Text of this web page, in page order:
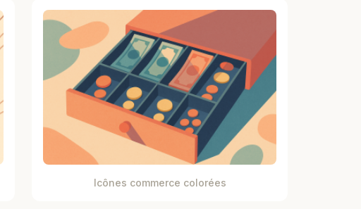
Icônes commerce colorées